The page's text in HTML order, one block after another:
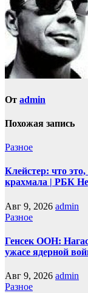
От admin
Похожая запись
Разное
Клейстер: что
крахмала | РБК
Авг 9, 2026 admin
Разное
Генсек ООН:
ужасе ядерной
Авг 9, 2026 admin
Разное